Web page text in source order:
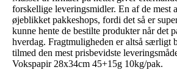
forskellige leveringsmidler. En af de mest
øjeblikket pakkeshops, fordi det så er
kunne hente de bestilte produkter når det
hverdag. Fragtmuligheden er altså særligt
tilmed den mest prisbevidste
Vokspapir 28x34cm 45+15g 10kg/pak.